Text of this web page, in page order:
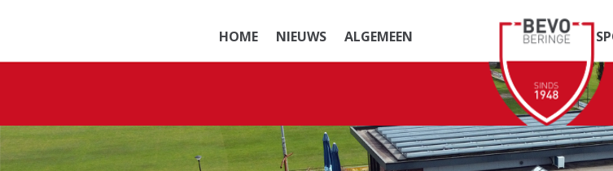
HOME NIEUWS ALGEMEEN